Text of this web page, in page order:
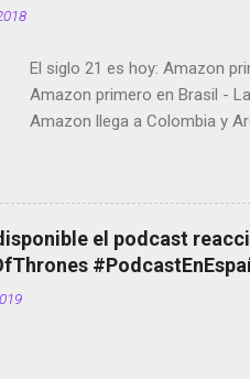
El siglo 21 es hoy: Amazon
Amazon primero en Brasil -
Amazon llega a Colombia y
copyright en Instagram
Scott saca a Kevin Spacey
el smartphone en sus misas
de bicicletas de alquiler Stop
tumbado. Amazon Music:
el podcast